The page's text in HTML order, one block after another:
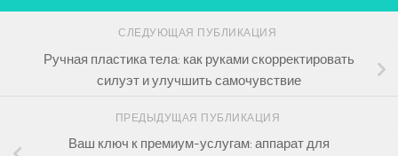
СЛЕДУЮЩАЯ ПУБЛИКАЦИЯ
Ручная пластика тела: как руками скорректировать
силуэт и улучшить самочувствие
ПРЕДЫДУЩАЯ ПУБЛИКАЦИЯ
Ваш ключ к премиум-услугам: аппарат для